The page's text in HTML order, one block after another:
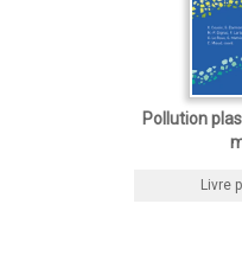
Pollution
Livre